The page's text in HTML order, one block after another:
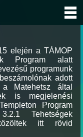
elején a TÁMOP
Program alatt
programunk
adott
Matehetsz által
is megjelenési
Program
Tehetségek
itt rövid